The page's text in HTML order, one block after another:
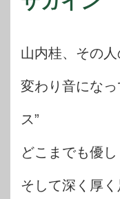
山内桂、その
変わり音にな
ス”
どこまでも優
そして深く厚